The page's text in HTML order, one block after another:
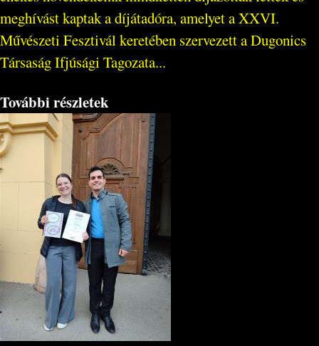
meghívást kaptak a díjátadóra, amelyet a XXVI.
Művészeti Fesztivál keretében szervezett a Dugonics
Társaság Ifjúsági Tagozata...
További részletek